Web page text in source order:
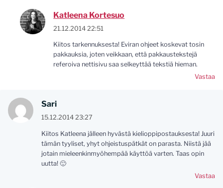
Katleena Kortesuo
21.12.2014 22:51
Kiitos tarkennuksesta! Eviran ohjeet koskevat tosin
pakkauksia, joten veikkaan, että pakkaustekstejä
referoiva nettisivu saa selkeyttää tekstiä hieman.
Vastaa
Sari
15.12.2014 23:27
Kiitos Katleena jälleen hyvästä kielioppipostauksesta! Juuri
tämän tyyliset, yhyt ohjeistuspätkät on parasta. Niistä jää
jotain mieleenkinmyöhempää käyttöä varten. Taas opin
uutta! 🙂
Vastaa